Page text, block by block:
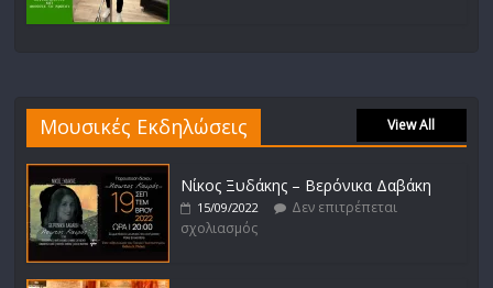
Μουσικές Εκδηλώσεις View All
Νίκος Ξυδάκης – Βερόνικα Δαβάκη
15/09/2022
Δεν επιτρέπεται
σχολιασμός